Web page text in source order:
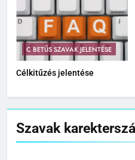
C BETŰS SZAVAK JELENTÉSE
Célkitűzés jelentése
Szavak